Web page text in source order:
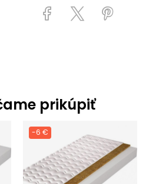
prikúpiť
-6 €